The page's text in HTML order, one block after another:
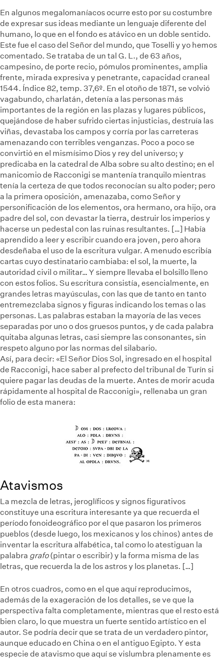
En algunos megalomaníacos ocurre esto por su costumbre
de expresar sus ideas mediante un lenguaje diferente del
humano, lo que en el fondo es atávico en un doble sentido.
Este fue el caso del Señor del mundo, que Toselli y yo hemos
comentado. Se trataba de un tal G. L., de 63 años,
campesino, de porte recio, pómulos prominentes, amplia
frente, mirada expresiva y penetrante, capacidad craneal
1544. Índice 82, temp. 37,6º. En el otoño de 1871, se volvió
vagabundo, charlatán, detenía a las personas más
importantes de la región en las plazas y lugares públicos,
quejándose de haber sufrido ciertas injusticias, destruía las
viñas, devastaba los campos y corría por las carreteras
amenazando con terribles venganzas. Poco a poco se
convirtió en el mismísimo Dios y rey del universo; y
predicaba en la catedral de Alba sobre su alto destino; en el
manicomio de Racconigi se mantenía tranquilo mientras
tenía la certeza de que todos reconocían su alto poder; pero
a la primera oposición, amenazaba, como Señor y
personificación de los elementos, ora hermano, ora hijo, ora
padre del sol, con devastar la tierra, destruir los imperios y
hacerse un pedestal con las ruinas resultantes. […] Había
aprendido a leer y escribir cuando era joven, pero ahora
desdeñaba el uso de la escritura vulgar. A menudo escribía
cartas cuyo destinatario cambiaba: el sol, la muerte, la
autoridad civil o militar… Y siempre llevaba el bolsillo lleno
con estos folios. Su escritura consistía, esencialmente, en
grandes letras mayúsculas, con las que de tanto en tanto
entremezclaba signos y figuras indicando los temas o las
personas. Las palabras estaban la mayoría de las veces
separadas por uno o dos gruesos puntos, y de cada palabra
quitaba algunas letras, casi siempre las consonantes, sin
respeto alguno por las normas del silabario.
Así, para decir: «El Señor Dios Sol, ingresado en el hospital
de Racconigi, hace saber al prefecto del tribunal de Turín si
quiere pagar las deudas de la muerte. Antes de morir acuda
rápidamente al hospital de Racconigi», rellenaba un gran
folio de esta manera:
Atavismos
La mezcla de letras, jeroglíficos y signos figurativos
constituye una escritura interesante ya que recuerda el
período fonoideográfico por el que pasaron los primeros
pueblos (desde luego, los mexicanos y los chinos) antes de
inventar la escritura alfabética, tal como lo atestiguan la
palabra grafo(pintar o escribir) y la forma misma de las
letras, que recuerda la de los astros y los planetas. […]
En otros cuadros, como en el que aquí reproducimos,
además de la exageración de los detalles, se ve que la
perspectiva falta completamente, mientras que el resto está
bien claro, lo que muestra un fuerte sentido artístico en el
autor. Se podría decir que se trata de un verdadero pintor,
aunque educado en China o en el antiguo Egipto. Y esta
especie de atavismo que aquí se vislumbra plenamente es